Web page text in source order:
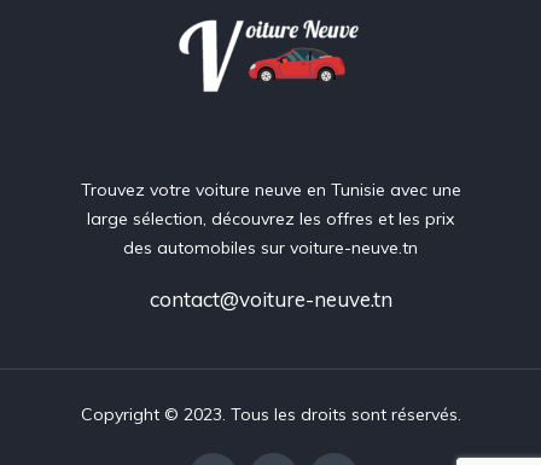
Trouvez votre voiture neuve en Tunisie avec une
large sélection, découvrez les offres et les prix
des automobiles sur voiture-neuve.tn
contact@voiture-neuve.tn
Copyright © 2023. Tous les droits sont réservés.